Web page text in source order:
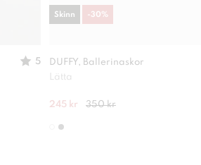
5
DUFFY, Ballerinaskor
Lätta
245 kr 350 kr
Skinn -30%